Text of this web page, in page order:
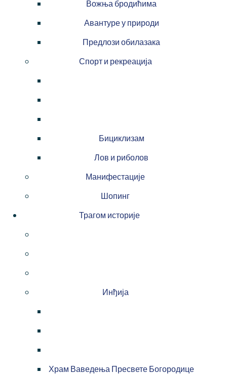
Вожња бродићима
Авантуре у природи
Предлози обилазака
Спорт и рекреација
Бициклизам
Лов и риболов
Манифестације
Шопинг
Трагом историје
Инђија
Храм Ваведења Пресвете Богородице